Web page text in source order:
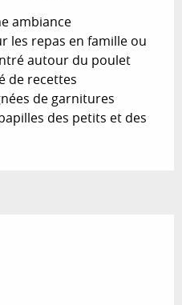
ambiance
les repas en famille ou
autour du poulet
de recettes
de garnitures
des petits et des